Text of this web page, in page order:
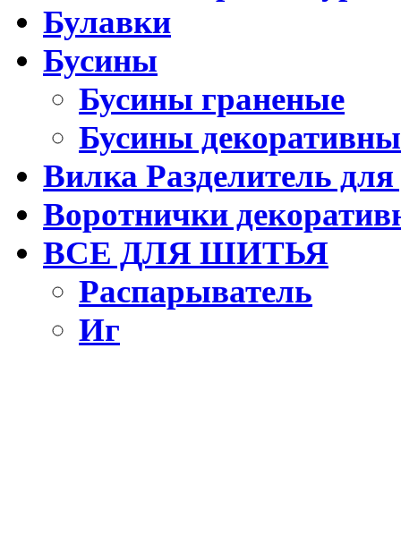
Булавки
Бусины
Бусины граненые
Бусины
Вилка Разделитель для
Воротнички
ВСЕ ДЛЯ ШИТЬЯ
Распарыватель
Иг